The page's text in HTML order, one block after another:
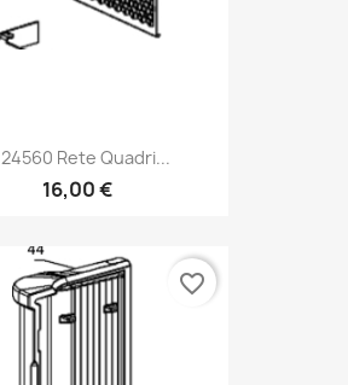
Rete Quadri...
16,00 €
favorite_border